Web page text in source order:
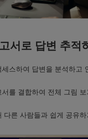
서로 답변 추적
스하여 답변을 분석하고
를 결합하여 전체 그림 보
다른 사람들과 쉽게 공유하